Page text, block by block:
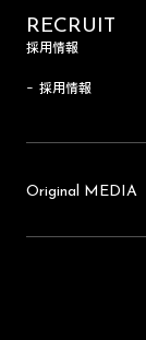
RECRUIT
採用情報
採用情報
Original MEDIA